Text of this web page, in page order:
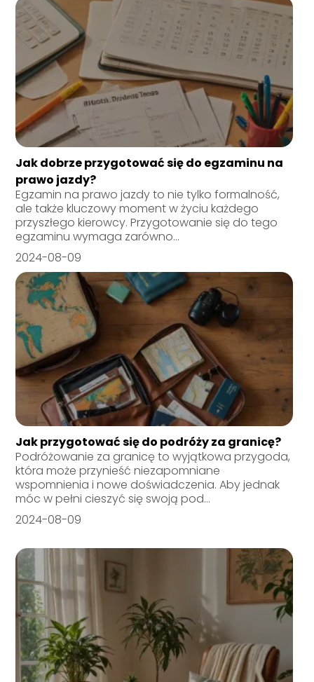
Jak dobrze przygotować się do egzaminu na
prawo jazdy?
Egzamin na prawo jazdy to nie tylko formalność,
ale także kluczowy moment w życiu każdego
przyszłego kierowcy. Przygotowanie się do tego
egzaminu wymaga zarówno...
2024-08-09
Jak przygotować się do podróży za granicę?
Podróżowanie za granicę to wyjątkowa przygoda,
która może przynieść niezapomniane
wspomnienia i nowe doświadczenia. Aby jednak
móc w pełni cieszyć się swoją pod...
2024-08-09